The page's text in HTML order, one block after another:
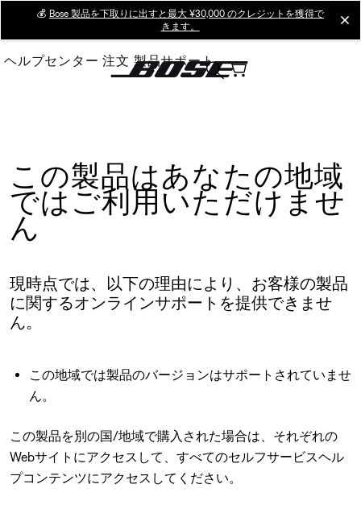
Main
💰 Bose 製品を下取りに出すと最大 ¥30,000 のクレジットを獲得で
きます。
ヘルプセンター 注文 製品サポート
この製品はあなたの地域
ではご利用いただけませ
ん
現時点では、以下の理由により、お客様の製品
に関するオンラインサポートを提供できませ
ん。
この地域では製品のバージョンはサポートされていませ
ん。
この製品を別の国/地域で購入された場合は、それぞれの
Webサイトにアクセスして、すべてのセルフサービスヘル
プコンテンツにアクセスしてください。